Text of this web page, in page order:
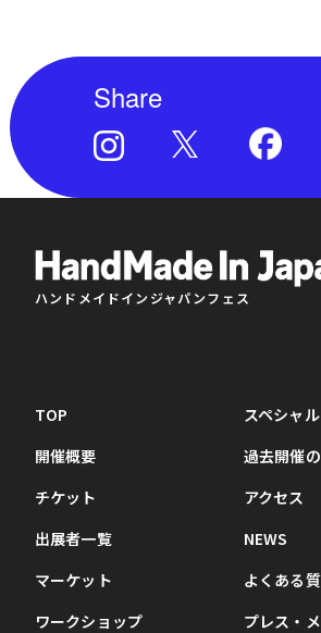
Share
ハンドメイドインジャパンフェス
TOP
開催概要
チケット
出展者一覧
マーケット
ワークショップ
スペシャ
過去開催
アクセス
NEWS
よくある
プレス・